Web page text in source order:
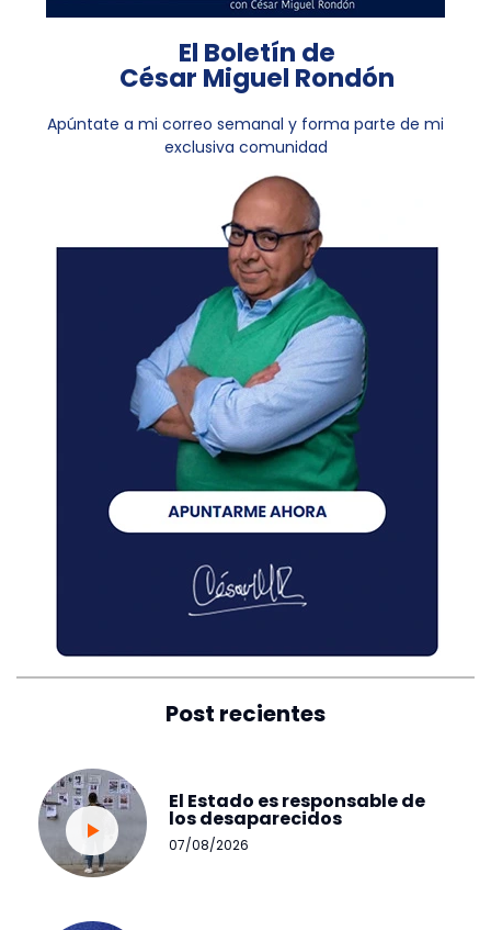
El Boletín de
César Miguel Rondón
Apúntate a mi correo semanal y forma parte de mi
exclusiva comunidad
Post recientes
El Estado es responsable de
los desaparecidos
07/08/2026